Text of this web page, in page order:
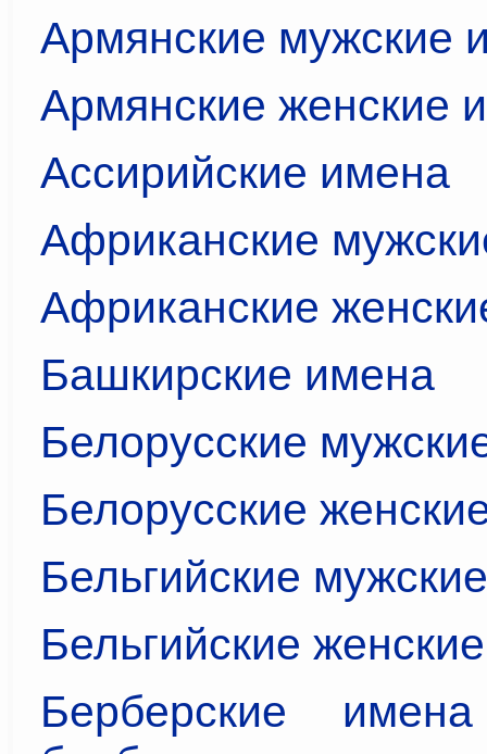
Армянские мужские
Армянские женские
Ассирийские имена
Африканские
Африканские
Башкирские имена
Белорусские
Белорусские
Бельгийские
Бельгийские
Берберские